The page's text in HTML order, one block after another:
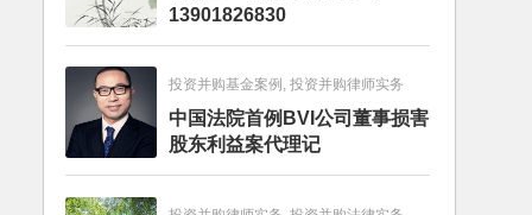
13901826830
投资并购基金案例, 投资并购律师实务
中国法院首例BVI公司董事损害
股东利益案代理记